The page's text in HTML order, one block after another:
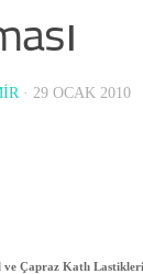
· 29 OCAK 2010
ve Çapraz Katlı